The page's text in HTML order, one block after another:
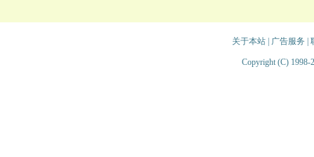
关于本站| 广告服务
Copyright (C) 1998-